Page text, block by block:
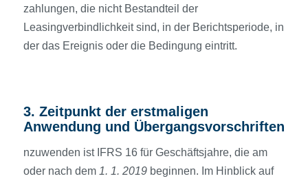
zahlungen, die nicht Bestandteil der
Leasingverbindlichkeit sind, in der Berichtsperiode, in
der das Ereignis oder die Bedingung eintritt.
3. Zeitpunkt der erstmaligen
Anwendung und Übergangs­vorschriften
nzuwenden ist IFRS 16 für Geschäftsjahre, die am
oder nach dem 1. 1. 2019beginnen. Im Hinblick auf